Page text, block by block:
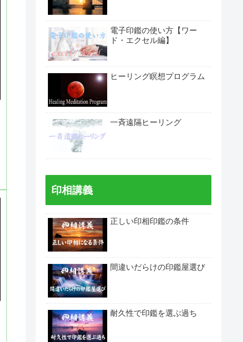
電子印鑑の使い方【ワー
ド・エクセル編】
ヒーリング瞑想プログラム
一斉遠隔ヒーリング
印相講義
正しい印相印鑑の条件
間違いだらけの印鑑屋選び
耐久性で印鑑を選ぶ過ち